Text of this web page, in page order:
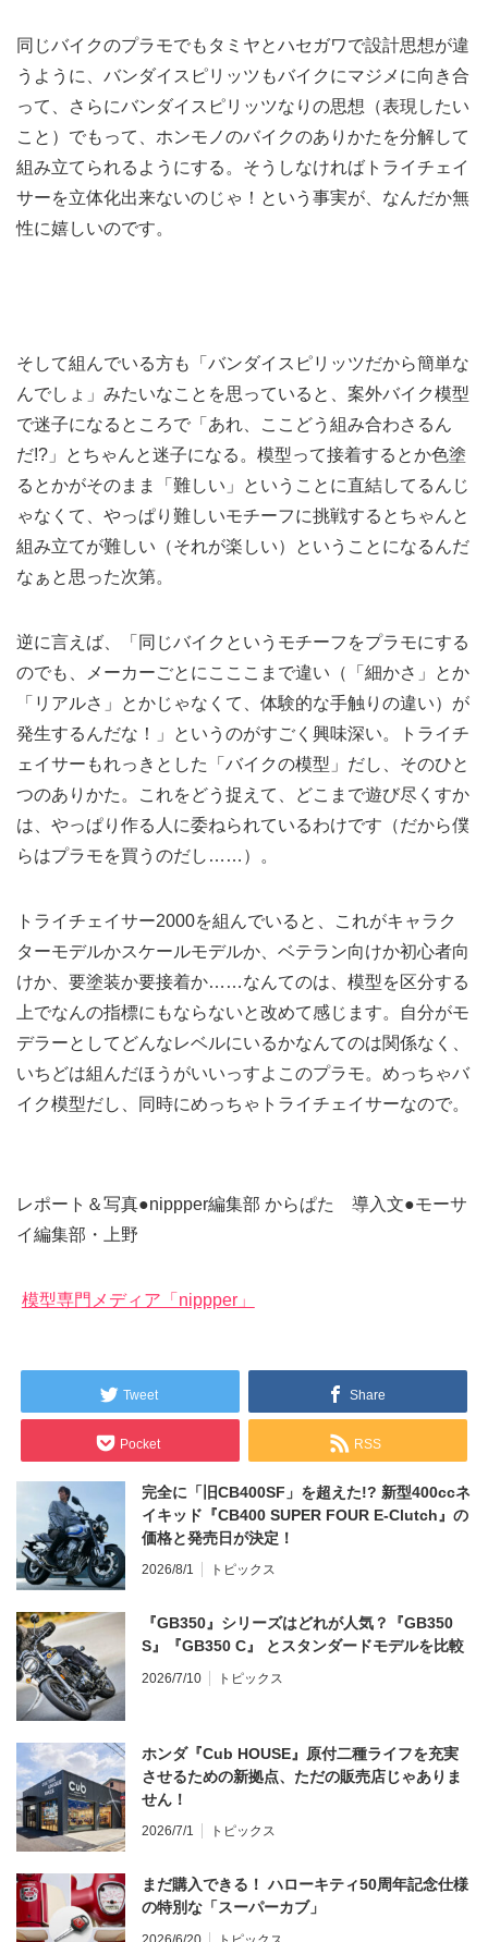
同じバイクのプラモでもタミヤとハセガワで設計思想が違
うように、バンダイスピリッツもバイクにマジメに向き合
って、さらにバンダイスピリッツなりの思想（表現したい
こと）でもって、ホンモノのバイクのありかたを分解して
組み立てられるようにする。そうしなければトライチェイ
サーを立体化出来ないのじゃ！という事実が、なんだか無
性に嬉しいのです。
そして組んでいる方も「バンダイスピリッツだから簡単な
んでしょ」みたいなことを思っていると、案外バイク模型
で迷子になるところで「あれ、ここどう組み合わさるん
だ!?」とちゃんと迷子になる。模型って接着するとか色塗
るとかがそのまま「難しい」ということに直結してるんじ
ゃなくて、やっぱり難しいモチーフに挑戦するとちゃんと
組み立てが難しい（それが楽しい）ということになるんだ
なぁと思った次第。
逆に言えば、「同じバイクというモチーフをプラモにする
のでも、メーカーごとにこここまで違い（「細かさ」とか
「リアルさ」とかじゃなくて、体験的な手触りの違い）が
発生するんだな！」というのがすごく興味深い。トライチ
ェイサーもれっきとした「バイクの模型」だし、そのひと
つのありかた。これをどう捉えて、どこまで遊び尽くすか
は、やっぱり作る人に委ねられているわけです（だから僕
らはプラモを買うのだし……）。
トライチェイサー2000を組んでいると、これがキャラク
ターモデルかスケールモデルか、ベテラン向けか初心者向
けか、要塗装か要接着か……なんてのは、模型を区分する
上でなんの指標にもならないと改めて感じます。自分がモ
デラーとしてどんなレベルにいるかなんてのは関係なく、
いちどは組んだほうがいいっすよこのプラモ。めっちゃバ
イク模型だし、同時にめっちゃトライチェイサーなので。
レポート＆写真●nippper編集部 からぱた 導入文●モーサ
イ編集部・上野
模型専門メディア「nippper」
Tweet Share
Pocket RSS
完全に「旧CB400SF」を超えた!? 新型400ccネ
イキッド『CB400 SUPER FOUR E-Clutch』の
価格と発売日が決定！
2026/8/1 トピックス
『GB350』シリーズはどれが人気？『GB350
S』『GB350 C』 とスタンダードモデルを比較
2026/7/10 トピックス
ホンダ『Cub HOUSE』原付二種ライフを充実
させるための新拠点、ただの販売店じゃありま
せん！
2026/7/1 トピックス
まだ購入できる！ ハローキティ50周年記念仕様
の特別な「スーパーカブ」